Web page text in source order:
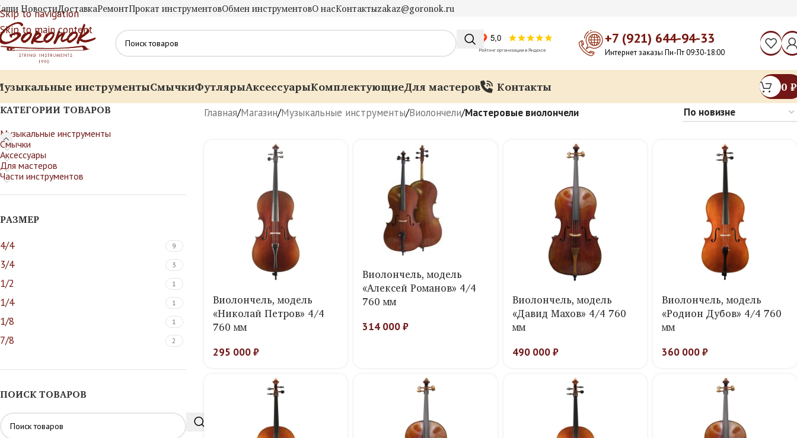
Skip to navigation
Skip to main content
НовостиДоставкаРемонтПрокат инструментовОбмен инструментовО насКонтактыzakaz@goronok.ru
+7 (921) 644-94-33
Интернет заказы Пн-Пт 09:30-18:00
инструментыСмычкиФутлярыАксессуарыКомплектующиеДля мастеров Контакты 0 ₽
КАТЕГОРИИ ТОВАРОВ
Музыкальные инструменты
Смычки
Аксессуары
Для мастеров
Части инструментов
РАЗМЕР
4/4 9
3/4 3
1/2 1
1/4 1
1/8 1
7/8 2
ПОИСК ТОВАРОВ
Главная/Магазин/Музыкальные инструменты/Виолончели/Мастеровые виолончели
Виолончель, модель
«Николай Петров» 4/4
760 мм
295 000₽
Виолончель, модель
«Алексей Романов» 4/4
760 мм
314 000₽
Виолончель, модель
«Давид Махов» 4/4 760
мм
490 000₽
Виолончель, модель
«Родион Дубов» 4/4 760
мм
360 000₽